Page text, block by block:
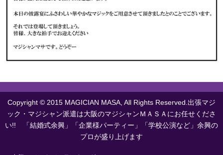
Copyright © 2015 MAGICIAN MASA, All Rights Reserved.出張マジ
ック・マジシャン派遣は大阪のマジシャンＭＡＳＡにお任せくださ
い!! 「結婚式余興」「企業様パーティー」「学校公演など」余興の
プロが盛り上げます